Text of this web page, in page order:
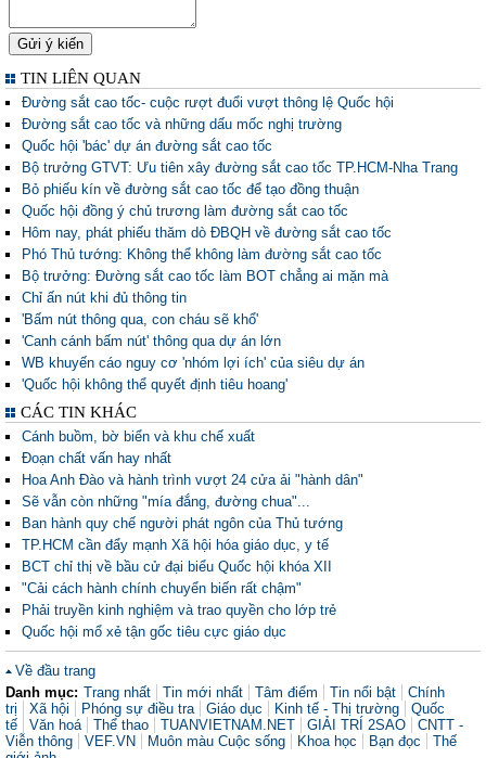
TIN LIÊN QUAN
Đường sắt cao tốc- cuộc rượt đuổi vượt thông lệ Quốc hội
Đường sắt cao tốc và những dấu mốc nghị trường
Quốc hội 'bác' dự án đường sắt cao tốc
Bộ trưởng GTVT: Ưu tiên xây đường sắt cao tốc TP.HCM-Nha Trang
Bỏ phiếu kín về đường sắt cao tốc để tạo đồng thuận
Quốc hội đồng ý chủ trương làm đường sắt cao tốc
Hôm nay, phát phiếu thăm dò ĐBQH về đường sắt cao tốc
Phó Thủ tướng: Không thể không làm đường sắt cao tốc
Bộ trưởng: Đường sắt cao tốc làm BOT chẳng ai mặn mà
Chỉ ấn nút khi đủ thông tin
'Bấm nút thông qua, con cháu sẽ khổ'
'Canh cánh bấm nút' thông qua dự án lớn
WB khuyến cáo nguy cơ 'nhóm lợi ích' của siêu dự án
'Quốc hội không thể quyết định tiêu hoang'
CÁC TIN KHÁC
Cánh buồm, bờ biển và khu chế xuất
Đoạn chất vấn hay nhất
Hoa Anh Đào và hành trình vượt 24 cửa ải "hành dân"
Sẽ vẫn còn những "mía đắng, đường chua"...
Ban hành quy chế người phát ngôn của Thủ tướng
TP.HCM cần đẩy mạnh Xã hội hóa giáo dục, y tế
BCT chỉ thị về bầu cử đại biểu Quốc hội khóa XII
"Cải cách hành chính chuyển biến rất chậm"
Phải truyền kinh nghiệm và trao quyền cho lớp trẻ
Quốc hội mổ xẻ tận gốc tiêu cực giáo dục
Về đầu trang
Danh mục: Trang nhất Tin mới nhất Tâm điểm Tin nổi bật
Chính
trị
Xã hội Phóng sự điều tra Giáo dục Kinh tế - Thị trường
Quốc
tế
Văn hoá Thể thao TUANVIETNAM.NET GIẢI TRÍ 2SAO
CNTT -
Viễn thông
VEF.VN Muôn màu Cuộc sống Khoa học Bạn đọc
Thế